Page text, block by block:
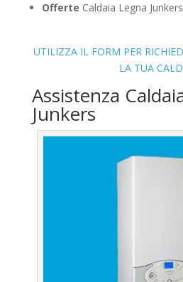
Offerte Caldaia Legna
UTILIZZA IL FORM PER
LA TUA
Assistenza
Junkers